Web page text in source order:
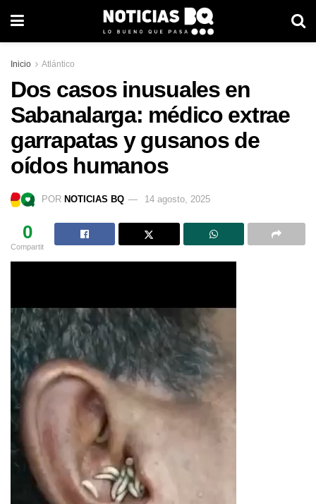
Inicio Atlántico
Dos casos inusuales en
Sabanalarga: médico extrae
garrapatas y gusanos de
oídos humanos
POR NOTICIAS BQ 14 agosto, 2025
0
Compartit